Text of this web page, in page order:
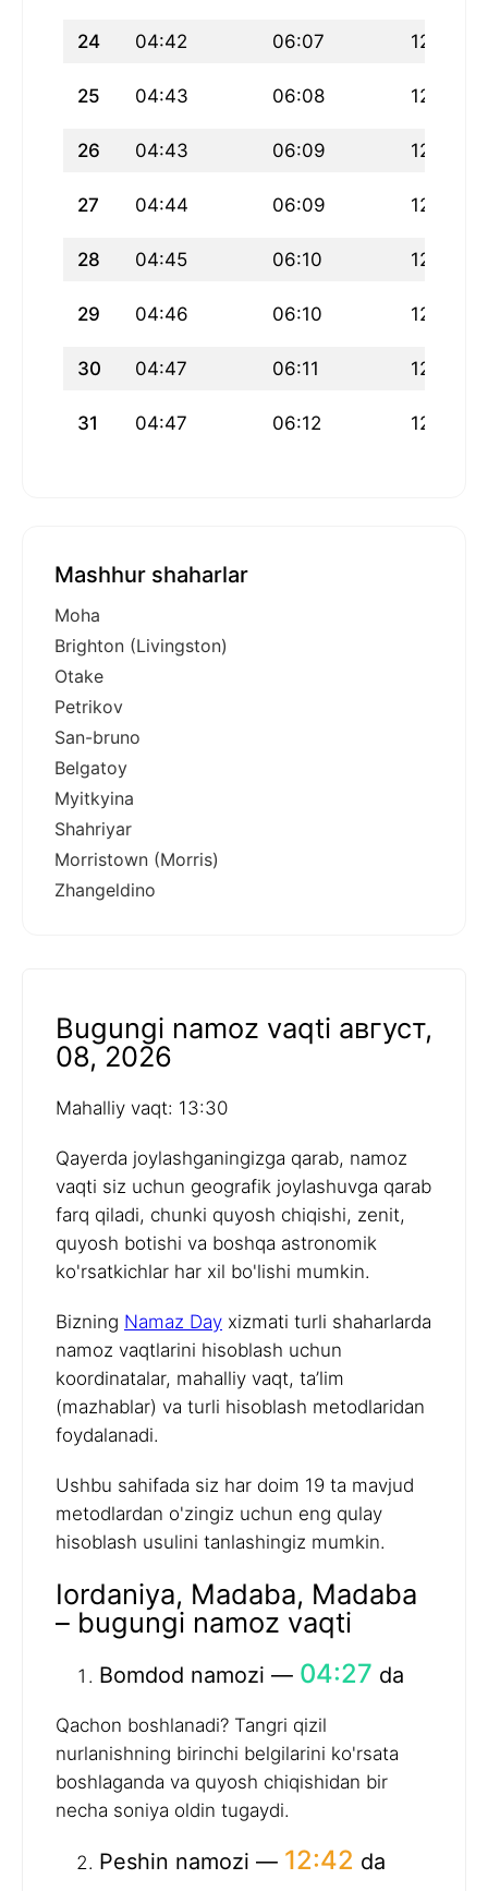
24 04:42 06:07 12:39
25 04:43 06:08 12:38
26 04:43 06:09 12:38
27 04:44 06:09 12:38
28 04:45 06:10 12:38
29 04:46 06:10 12:37
30 04:47 06:11 12:37
31 04:47 06:12 12:37
Mashhur shaharlar
Moha
Brighton (Livingston)
Otake
Petrikov
San-bruno
Belgatoy
Myitkyina
Shahriyar
Morristown (Morris)
Zhangeldino
Bugungi namoz vaqti август,
08, 2026
Mahalliy vaqt: 13:30
Qayerda joylashganingizga qarab, namoz
vaqti siz uchun geografik joylashuvga qarab
farq qiladi, chunki quyosh chiqishi, zenit,
quyosh botishi va boshqa astronomik
ko'rsatkichlar har xil bo'lishi mumkin.
Bizning Namaz Day xizmati turli shaharlarda
namoz vaqtlarini hisoblash uchun
koordinatalar, mahalliy vaqt, ta’lim
(mazhablar) va turli hisoblash metodlaridan
foydalanadi.
Ushbu sahifada siz har doim 19 ta mavjud
metodlardan o'zingiz uchun eng qulay
hisoblash usulini tanlashingiz mumkin.
Iordaniya, Madaba, Madaba
– bugungi namoz vaqti
Bomdod namozi — 04:27 da
Qachon boshlanadi? Tangri qizil
nurlanishning birinchi belgilarini ko'rsata
boshlaganda va quyosh chiqishidan bir
necha soniya oldin tugaydi.
Peshin namozi — 12:42 da